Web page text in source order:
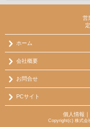
営
ホーム
会社概要
お問合せ
PCサイト
個人情報
Copyright(c) 株式会